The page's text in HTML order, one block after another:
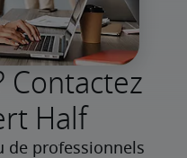
Contactez
Half
de professionnels